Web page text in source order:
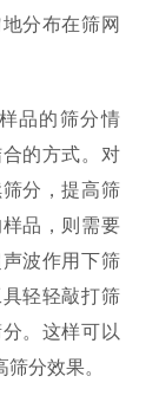
分布在筛网
品的筛分情
的方式。对
分，提高筛
品，则需要
波作用下筛
轻轻敲打筛
。这样可以
分效果。